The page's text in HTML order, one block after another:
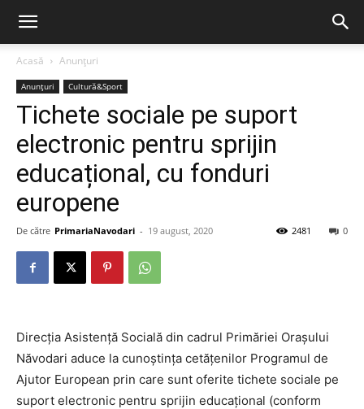
Acasă Anunțuri
Anunțuri Cultură&Sport
Tichete sociale pe suport
electronic pentru sprijin
educațional, cu fonduri
europene
De către PrimariaNavodari - 19 august, 2020 0
2481
Direcția Asistență Socială din cadrul Primăriei Orașului
Năvodari aduce la cunoștința cetățenilor Programul de
Ajutor European prin care sunt oferite tichete sociale pe
suport electronic pentru sprijin educațional (conform